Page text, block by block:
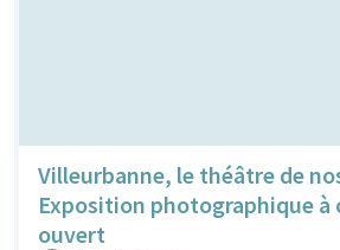
Villeurbanne, le théâtre de
Exposition photographique à
ouvert